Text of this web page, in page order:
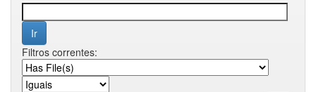
Filtros correntes: